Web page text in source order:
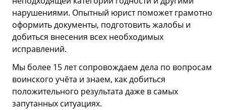
нарушениями. Опытный юрист поможет грамотно
оформить документы, подготовить жалобы и
добиться внесения всех необходимых
исправлений.
Мы более 15 лет сопровождаем дела по вопросам
воинского учёта и знаем, как добиться
положительного результата даже в самых
запутанных ситуациях.